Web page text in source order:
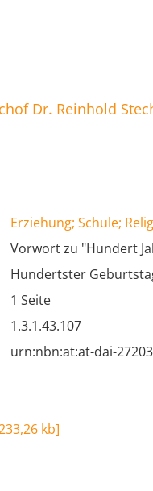
Dr. Reinhold
Erziehung; Schule;
Vorwort zu "Hundert
Hundertster
1 Seite
1.3.1.43.107
urn:nbn:at:at-dai-27203
kb]